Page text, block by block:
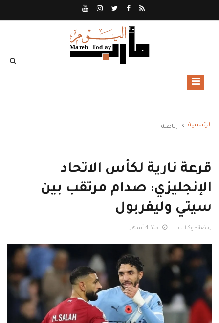
الرئيسية رياضة
قرعة نارية لكأس الاتحاد
الإنجليزي: صدام مرتقب بين
سيتي وليفربول
رياضة - وكالات منذ 4 أشهر